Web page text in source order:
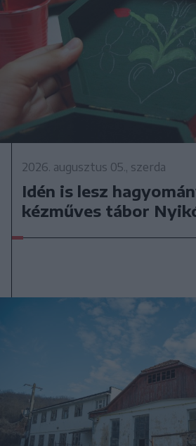
2026. augusztus 05., szerda
Idén is lesz
kézműves tábor